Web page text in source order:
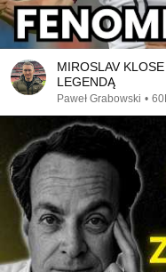
MIROSLAV
LEGENDĄ
Paweł Grabowski •